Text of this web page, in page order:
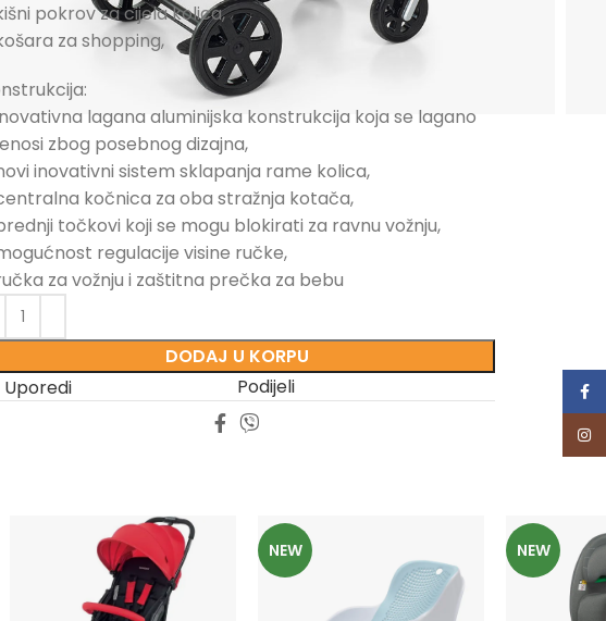
pokrov za cijela kolica,
za shopping,
lagana aluminijska konstrukcija koja se lagano
zbog posebnog dizajna,
inovativni sistem sklapanja rame kolica,
kočnica za oba stražnja kotača,
točkovi koji se mogu blokirati za ravnu vožnju,
regulacije visine ručke,
za vožnju i zaštitna prečka za bebu
DODAJ U KORPU
Uporedi
Podijeli
NEW NEW